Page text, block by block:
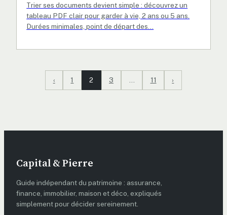
Trier ses documents devient simple : découvrez un
tableau PDF clair pour garder à vie, 2 ans ou 5 ans.
Durées minimales, point de départ des…
‹ 1 2 3 … 11 ›
Capital & Pierre
Guide indépendant du patrimoine : assurance,
finance, immobilier, maison et déco, expliqués
simplement pour décider sereinement.